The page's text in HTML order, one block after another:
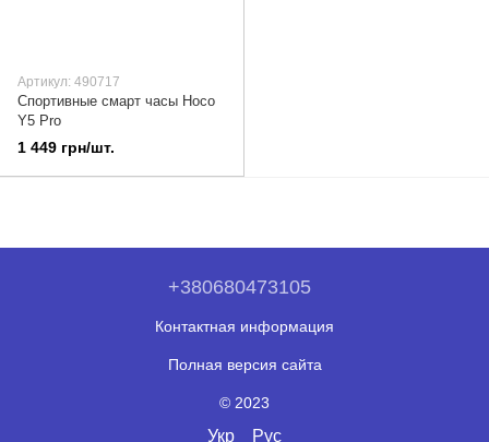
Артикул: 490717
Спортивные смарт часы Hoco
Y5 Pro
1 449 грн/шт.
+380680473105
Контактная информация
Полная версия сайта
© 2023
Укр Рус